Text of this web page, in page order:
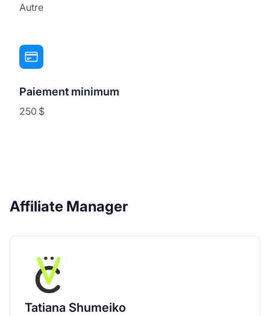
Autre
Paiement minimum
250 $
Affiliate Manager
Tatiana Shumeiko